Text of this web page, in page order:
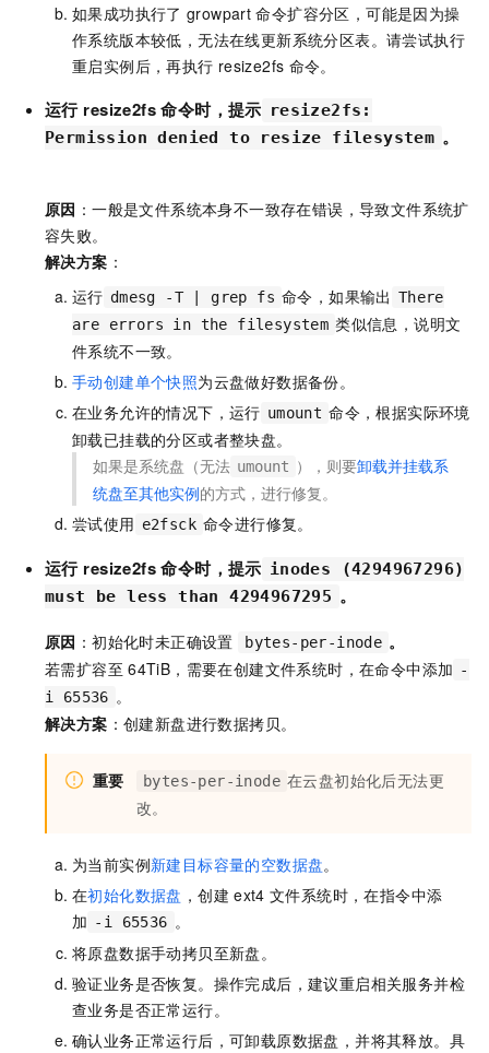
如果成功执行了 growpart 命令扩容分区，可能是因为操
作系统版本较低，无法在线更新系统分区表。请尝试执行
重启实例后，再执行 resize2fs 命令。
运行 resize2fs 命令时，提示 resize2fs:
Permission denied to resize filesystem 。
原因 ：一般是文件系统本身不一致存在错误，导致文件系统扩
容失败。
解决方案 ：
运行 dmesg -T | grep fs 命令，如果输出 There
are errors in the filesystem 类似信息，说明文
件系统不一致。
手动创建单个快照为云盘做好数据备份。
在业务允许的情况下，运行 umount 命令，根据实际环境
卸载已挂载的分区或者整块盘。
如果是系统盘（无法 umount ），则要卸载并挂载系
统盘至其他实例的方式，进行修复。
尝试使用 e2fsck 命令进行修复。
运行 resize2fs 命令时，提示 inodes (4294967296)
must be less than 4294967295 。
原因 ：初始化时未正确设置 bytes-per-inode 。
若需扩容至 64TiB，需要在创建文件系统时，在命令中添加 -
i 65536 。
解决方案 ：创建新盘进行数据拷贝。
重要 bytes-per-inode 在云盘初始化后无法更
改。
为当前实例新建目标容量的空数据盘。
在初始化数据盘 ，创建 ext4 文件系统时，在指令中添
加 -i 65536 。
将原盘数据手动拷贝至新盘。
验证业务是否恢复。操作完成后，建议重启相关服务并检
查业务是否正常运行。
确认业务正常运行后，可卸载原数据盘，并将其释放。具